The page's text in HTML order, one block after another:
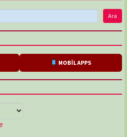
Ara
MOBİL APPS